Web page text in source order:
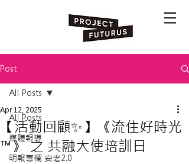
Post
All Posts
媒體報導
明報專欄 安老2.0
All Posts
【活動回顧✨】《流住好時光
™》 之 共融大使培訓日
Apr 12, 2025